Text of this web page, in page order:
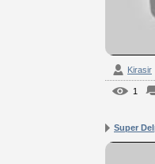
Kirasir
1
Super